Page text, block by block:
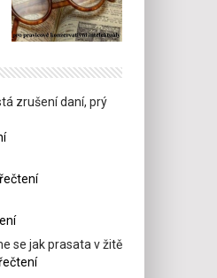
zrušení daní, prý
se jak prasata v žitě